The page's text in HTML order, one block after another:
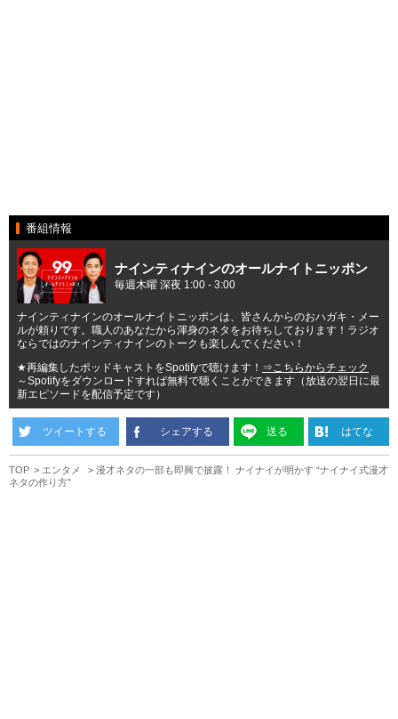
番組情報
ナインティナインのオールナイトニッポン
毎週木曜 深夜 1:00 - 3:00
ナインティナインのオールナイトニッポンは、皆さんからのおハガキ・メー
ルが頼りです。職人のあなたから渾身のネタをお待ちしております！ラジオ
ならではのナインティナインのトークも楽しんでください！
★再編集したポッドキャストをSpotifyで聴けます！ ⇒こちらからチェック
～Spotifyをダウンロードすれば無料で聴くことができます（放送の翌日に最
新エピソードを配信予定です）
ツイートする シェアする 送る はてな
TOP エンタメ
漫才ネタの一部も即興で披露！ ナイナイが明かす “ナイナイ式漫才
ネタの作り方”